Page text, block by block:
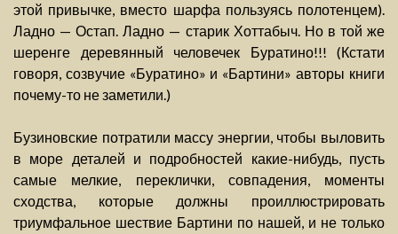
этой привычке, вместо шарфа пользуясь полотенцем).
Ладно — Остап. Ладно — старик Хоттабыч. Но в той же
шеренге деревянный человечек Буратино!!! (Кстати
говоря, созвучие «Буратино» и «Бартини» авторы книги
почему-то не заметили.)
Бузиновские потратили массу энергии, чтобы выловить
в море деталей и подробностей какие-нибудь, пусть
самые мелкие, переклички, совпадения, моменты
сходства, которые должны проиллюстрировать
триумфальное шествие Бартини по нашей, и не только